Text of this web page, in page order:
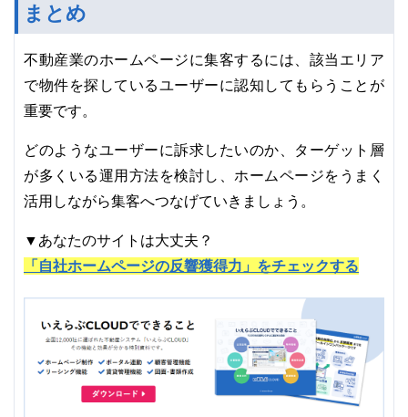
まとめ
不動産業のホームページに集客するには、該当エリア
で物件を探しているユーザーに認知してもらうことが
重要です。
どのようなユーザーに訴求したいのか、ターゲット層
が多くいる運用方法を検討し、ホームページをうまく
活用しながら集客へつなげていきましょう。
▼あなたのサイトは大丈夫？
「自社ホームページの反響獲得力」をチェックする